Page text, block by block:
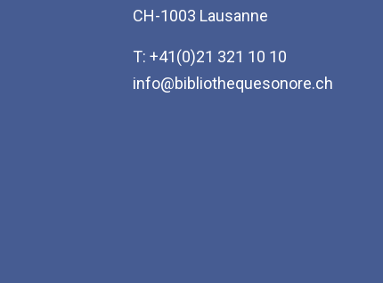
CH-1003 Lausanne
T: +41(0)21 321 10 10
info@bibliothequesonore.ch